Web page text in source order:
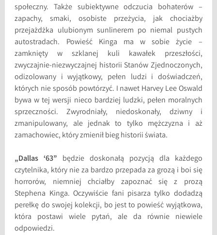
społeczny. Także subiektywne odczucia bohaterów –
zapachy, smaki, osobiste przeżycia, jak chociażby
przejażdżka ulubionym sunlinerem po niemal pustych
autostradach. Powieść Kinga ma w sobie życie –
zamknięty w szklanej kuli kawałek przeszłości,
zwyczajnie-niezwyczajnej historii Stanów Zjednoczonych,
odizolowany i wyjątkowy, pełen ludzi i doświadczeń,
których nie sposób powtórzyć. I nawet Harvey Lee Oswald
bywa w tej wersji nieco bardziej ludzki, pełen moralnych
sprzeczności. Zwyrodniały, niedoskonały, dziwny i
zmanipulowany, ale jednak to tylko mężczyzna i aż
zamachowiec, który zmienił bieg historii świata.
„Dallas ‘63” będzie doskonałą pozycją dla każdego
czytelnika, który nie za bardzo przepada za grozą i boi się
horrorów, niemniej chciałby zapoznać się z prozą
Stephena Kinga. Oczywiście fani pisarza tylko dodadzą
perełkę do swojej kolekcji, bo jest to powieść wyjątkowa,
która postawi wiele pytań, ale da równie niewiele
odpowiedzi.